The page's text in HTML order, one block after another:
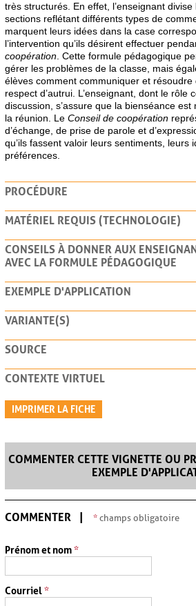
très structurés. En effet, l’enseignant
sections reflétant différents types de
marquent leurs idées dans la case
l’intervention qu’ils désirent effectuer
coopération . Cette formule pédagogique
gérer les problèmes de la classe, mais
élèves comment communiquer et résoudre
respect d’autrui. L’enseignant, dont le rôle
discussion, s’assure que la bienséance
la réunion. Le Conseil de coopération
d’échange, de prise de parole et
qu’ils fassent valoir leurs sentiments, leurs
préférences.
PROCÉDURE
MATÉRIEL REQUIS (TECHNOLOGIE)
CONSEILS À DONNER AUX
AVEC LA FORMULE PÉDAGOGIQUE
EXEMPLE D'APPLICATION
VARIANTE(S)
SOURCE
CONTEXTE VIRTUEL
IMPRIMER LA FICHE
COMMENTER CETTE VIGNETTE OU
EXEMPLE
COMMENTER * champs obligatoire
Prénom et nom*
Courriel*